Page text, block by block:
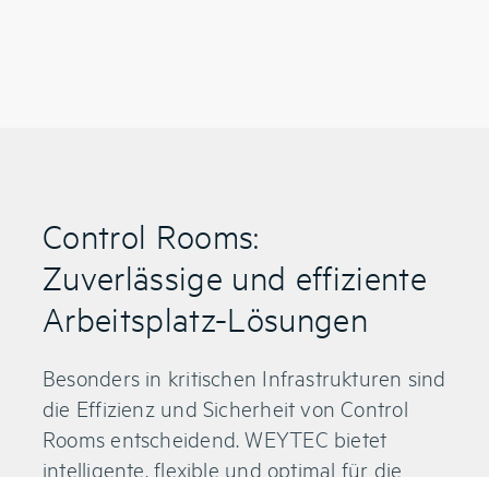
Control Rooms:
Zuverlässige und effiziente
Arbeitsplatz-Lösungen
Besonders in kritischen Infrastrukturen sind
die Effizienz und Sicherheit von Control
Rooms entscheidend. WEYTEC bietet
intelligente, flexible und optimal für die